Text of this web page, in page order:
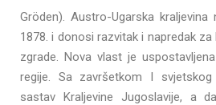
Gröden). Austro-Ugarska
1878. i donosi razvitak i napredak
zgrade. Nova vlast je
regije. Sa završetkom I
sastav Kraljevine Jugoslavije, a